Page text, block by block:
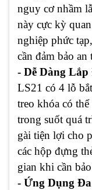
nguy cơ nhầm
này cực kỳ
nghiệp phức
cần đảm bảo
- Dễ Dàng
LS21 có 4 lỗ
treo khóa có
trong suốt quá
gài tiện lợi cho
các hộp đựng
gian khi cần
- Ứng Dụng